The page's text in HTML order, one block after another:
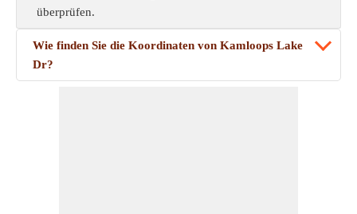
überprüfen.
Wie finden Sie die Koordinaten von Kamloops Lake
Dr?